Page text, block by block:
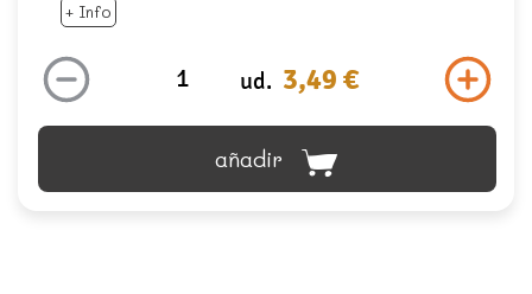
+ Info
ud. 3,49 €
añadir